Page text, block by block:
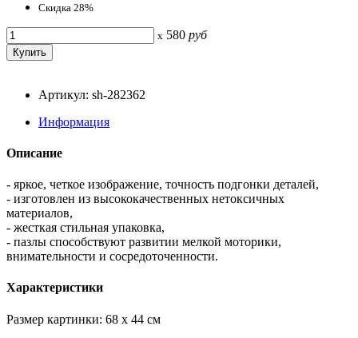
Скидка 28%
x 580 руб
Артикул: sh-282362
Информация
Описание
- яркое, четкое изображение, точность подгонки деталей,
- изготовлен из высококачественных нетоксичных
материалов,
- жесткая стильная упаковка,
- пазлы способствуют развитии мелкой моторики,
внимательности и сосредоточенности.
Характеристики
Размер картинки: 68 x 44 см